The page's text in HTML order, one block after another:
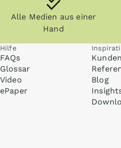
Alle Medien aus einer
Hand
Hilfe
FAQs
Glossar
Video
ePaper
Blog